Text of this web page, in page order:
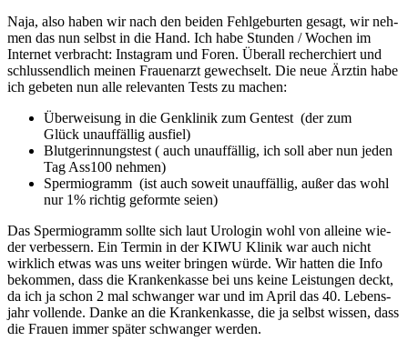
Naja, also haben wir nach den bei­den Fehl­ge­bur­ten gesagt, wir neh­
men das nun selbst in die Hand. Ich habe Stun­den / Wochen im
Inter­net ver­bracht: Insta­gram und Foren. Über­all recher­chiert und
schluss­end­lich mei­nen Frau­en­arzt gewech­selt. Die neue Ärz­tin habe
ich gebe­ten nun alle rele­van­ten Tests zu machen:
Über­wei­sung in die Gen­kli­nik zum Gen­test (der zum
Glück unauf­fäl­lig aus­fiel)
Blut­ge­rin­nungs­test ( auch unauf­fäl­lig, ich soll aber nun jeden
Tag Ass100 neh­men)
Sper­mio­gramm (ist auch soweit unauf­fäl­lig, außer das wohl
nur 1% rich­tig geform­te sei­en)
Das Sper­mio­gramm soll­te sich laut Uro­lo­gin wohl von allei­ne wie­
der ver­bes­sern. Ein Ter­min in der KIWU Kli­nik war auch nicht
wirk­lich etwas was uns wei­ter brin­gen wür­de. Wir hat­ten die Info
bekom­men, dass die Kran­ken­kas­se bei uns kei­ne Leis­tun­gen deckt,
da ich ja schon 2 mal schwan­ger war und im April das 40. Lebens­
jahr voll­ende. Dan­ke an die Kran­ken­kas­se, die ja selbst wis­sen, dass
die Frau­en immer spä­ter schwan­ger wer­den.